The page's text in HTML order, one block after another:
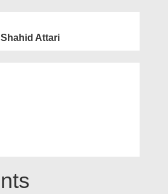
Attari